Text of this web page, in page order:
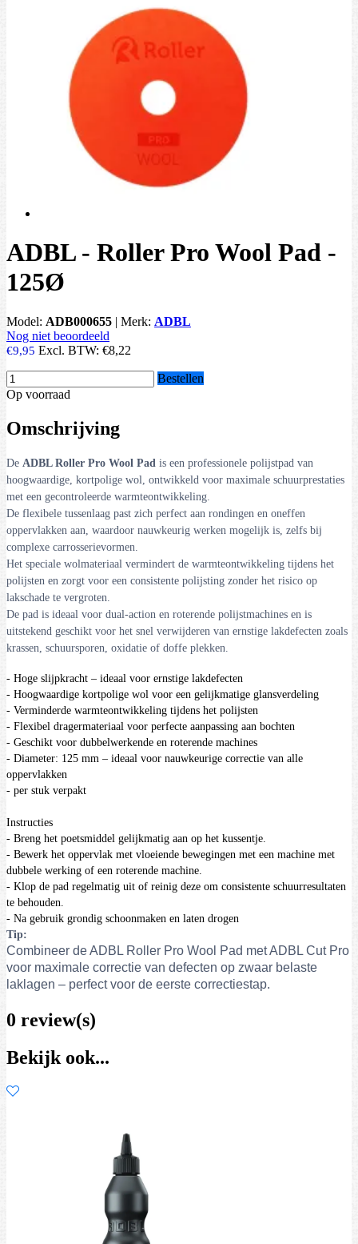
ADBL - Roller Pro Wool Pad -
125Ø
Model: ADB000655 | Merk: ADBL
Nog niet beoordeeld
€9,95 Excl. BTW: €8,22
Bestellen
Op voorraad
Omschrijving
De ADBL Roller Pro Wool Pad is een professionele polijstpad van
hoogwaardige, kortpolige wol, ontwikkeld voor maximale schuurprestaties
met een gecontroleerde warmteontwikkeling.
De flexibele tussenlaag past zich perfect aan rondingen en oneffen
oppervlakken aan, waardoor nauwkeurig werken mogelijk is, zelfs bij
complexe carrosserievormen.
Het speciale wolmateriaal vermindert de warmteontwikkeling tijdens het
polijsten en zorgt voor een consistente polijsting zonder het risico op
lakschade te vergroten.
De pad is ideaal voor dual-action en roterende polijstmachines en is
uitstekend geschikt voor het snel verwijderen van ernstige lakdefecten zoals
krassen, schuursporen, oxidatie of doffe plekken.
- Hoge slijpkracht – ideaal voor ernstige lakdefecten
- Hoogwaardige kortpolige wol voor een gelijkmatige glansverdeling
- Verminderde warmteontwikkeling tijdens het polijsten
- Flexibel dragermateriaal voor perfecte aanpassing aan bochten
- Geschikt voor dubbelwerkende en roterende machines
- Diameter: 125 mm – ideaal voor nauwkeurige correctie van alle
oppervlakken
- per stuk verpakt
Instructies
- Breng het poetsmiddel gelijkmatig aan op het kussentje.
- Bewerk het oppervlak met vloeiende bewegingen met een machine met
dubbele werking of een roterende machine.
- Klop de pad regelmatig uit of reinig deze om consistente schuurresultaten
te behouden.
- Na gebruik grondig schoonmaken en laten drogen
Tip:
Combineer de ADBL Roller Pro Wool Pad met ADBL Cut Pro
voor maximale correctie van defecten op zwaar belaste
laklagen – perfect voor de eerste correctiestap.
0 review(s)
Bekijk ook...